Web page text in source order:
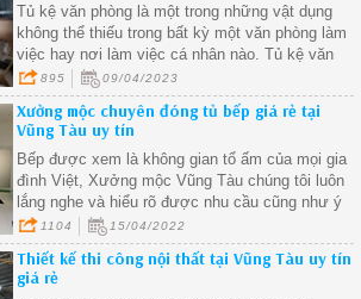
Tủ kệ văn phòng là một trong những vật dụng
không thể thiếu trong bất kỳ một văn phòng làm
việc hay nơi làm việc cá nhân nào. Tủ kệ văn
phòng giúp cho việc tổ chức và lưu trữ tài liệu
nên dễ dàng hơn, giúp cho không gian làm việc
trở nên gọn gàng và ngăn nắp hơn
895 09/04/2023
Xưởng mộc chuyên đóng tủ bếp giá rẻ tại
Vũng Tàu uy tín
Bếp được xem là không gian tổ ấm của mọi gia
đình Việt, Xưởng mộc Vũng Tàu chúng tôi luôn
lắng nghe và hiểu rõ được nhu cầu cũng như ý
muốn của khách hàng để tạo ra những mẫu tủ
bếp đẹp mang phong cách cá nhân của gia chủ.
1104 15/04/2022
Thiết kế thi công nội thất tại Vũng Tàu uy tín
giá rẻ